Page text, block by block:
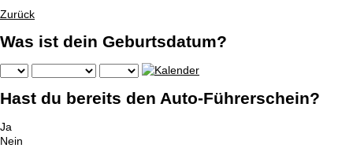
Zurück
Was ist dein Geburtsdatum?
Hast du bereits den Auto-Führerschein?
Ja
Nein